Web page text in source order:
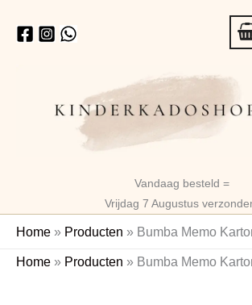
naar
Vandaag besteld =
Vrijdag 7 Augustus
Home » Producten » Bumba Memo
Home » Producten » Bumba Memo
Bumba